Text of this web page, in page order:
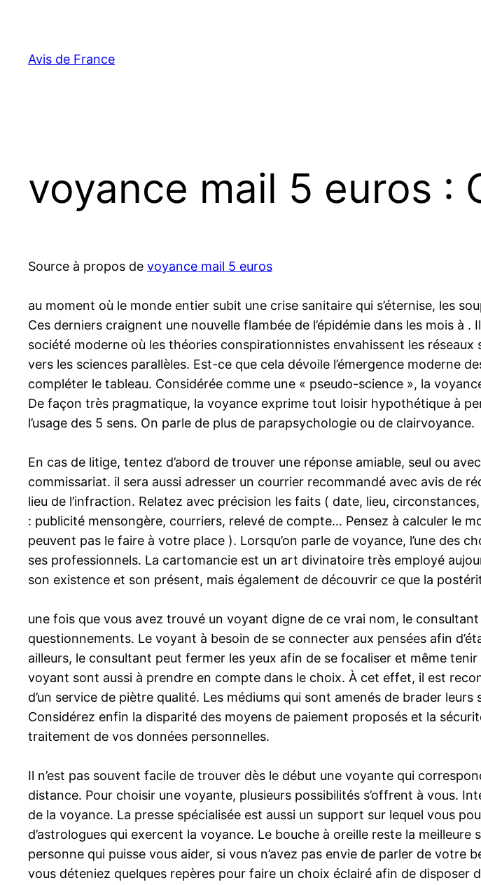
contenu
Avis de France
voyance mail 5 euros :
Source à propos de voyance mail 5 euros
au moment où le monde entier subit une crise sanitaire qui s’éternise, les
Ces derniers craignent une nouvelle flambée de l’épidémie dans les mois à
société moderne où les théories conspirationnistes envahissent les
vers les sciences parallèles. Est-ce que cela dévoile l’émergence moderne
compléter le tableau. Considérée comme une « pseudo-science », la
De façon très pragmatique, la voyance exprime tout loisir hypothétique à
l’usage des 5 sens. On parle de plus de parapsychologie ou de clairvoyance.
En cas de litige, tentez d’abord de trouver une réponse amiable, seul ou
commissariat. il sera aussi adresser un courrier recommandé avec avis de
lieu de l’infraction. Relatez avec précision les faits ( date, lieu,
: publicité mensongère, courriers, relevé de compte… Pensez à calculer le
peuvent pas le faire à votre place ). Lorsqu’on parle de voyance, l’une des
ses professionnels. La cartomancie est un art divinatoire très employé
son existence et son présent, mais également de découvrir ce que la
une fois que vous avez trouvé un voyant digne de ce vrai nom, le
questionnements. Le voyant à besoin de se connecter aux pensées afin
ailleurs, le consultant peut fermer les yeux afin de se focaliser et même
voyant sont aussi à prendre en compte dans le choix. À cet effet, il est
d’un service de piètre qualité. Les médiums qui sont amenés de brader
Considérez enfin la disparité des moyens de paiement proposés et la
traitement de vos données personnelles.
Il n’est pas souvent facile de trouver dès le début une voyante qui
distance. Pour choisir une voyante, plusieurs possibilités s’offrent à vous.
de la voyance. La presse spécialisée est aussi un support sur lequel vous
d’astrologues qui exercent la voyance. Le bouche à oreille reste la
personne qui puisse vous aider, si vous n’avez pas envie de parler de
vous déteniez quelques repères pour faire un choix éclairé afin de disposer